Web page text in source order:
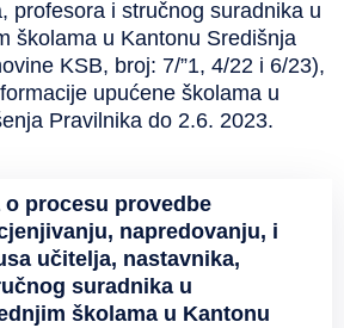
profesora i stručnog suradnika u
školama u Kantonu Središnja
KSB, broj: 7/”1, 4/22 i 6/23),
upućene školama u
Pravilnika do 2.6. 2023.
procesu provedbe
napredovanju, i
učitelja, nastavnika,
suradnika u
školama u Kantonu